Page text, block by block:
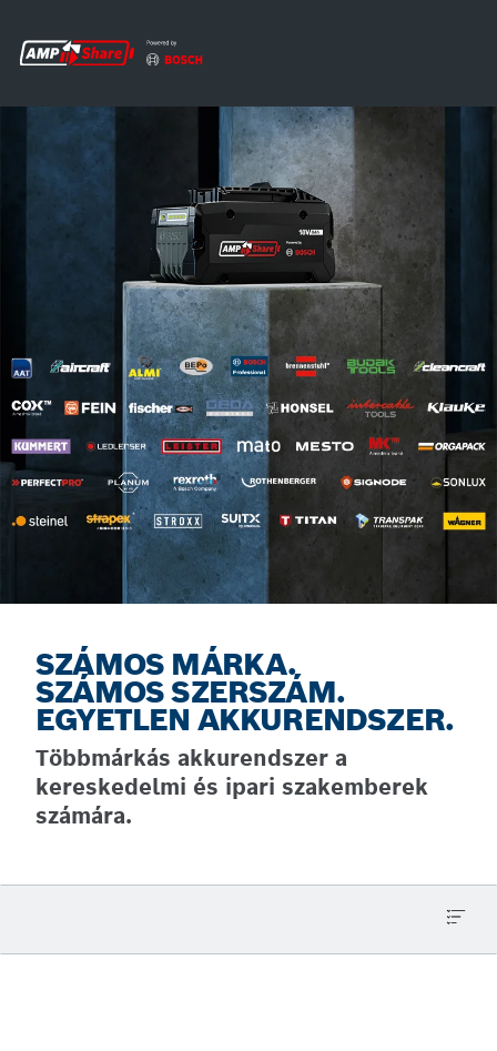
SZÁMOS MÁRKA.
SZÁMOS SZERSZÁM.
EGYETLEN AKKURENDSZER.
Többmárkás akkurendszer a
kereskedelmi és ipari szakemberek
számára.